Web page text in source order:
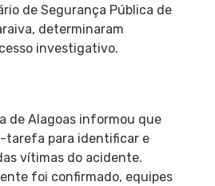
de Segurança Pública de
determinaram
investigativo.
de Alagoas informou que
tarefa para identificar e
vítimas do acidente.
foi confirmado, equipes